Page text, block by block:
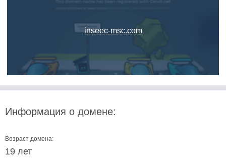
inseec-msc.com
Информация о домене:
Возраст домена:
19 лет